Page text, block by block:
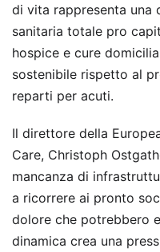
di vita rappresenta una
sanitaria totale pro
hospice e cure
sostenibile rispetto al
reparti per acuti.
Il direttore della
Care, Christoph
mancanza di
a ricorrere ai pronto
dolore che potrebbero
dinamica crea una